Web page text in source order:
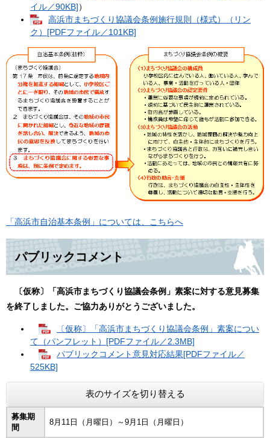
イル／90KB]）
高浜市まちづくり協議会条例施行規則（様式）（リン
ク）[PDFファイル／101KB]
「高浜市自治基本条例」については、こちらへ
パブリックコメント
〔仮称〕「高浜市まちづくり協議会条例」素案に対する意見募集
を終了しました。ご協力ありがとうございました。
〔仮称〕「高浜市まちづくり協議会条例」素案につい
て（パンフレット）[PDFファイル／2.3MB]
パブリックコメント意見対応結果[PDFファイル／
525KB]
表のサイズを切り替える
募集期
間
8月11日（月曜日）～9月1日（月曜日）